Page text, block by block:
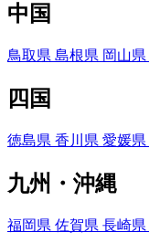
中国
鳥取県 島根県 岡山県
四国
徳島県 香川県 愛媛県
九州・沖縄
福岡県 佐賀県 長崎県